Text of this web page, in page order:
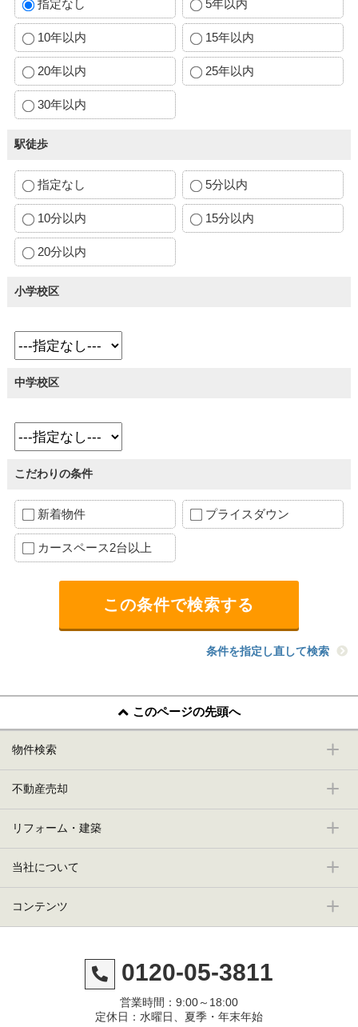
指定なし 5年以内
10年以内 15年以内
20年以内 25年以内
30年以内
駅徒歩
指定なし 5分以内
10分以内 15分以内
20分以内
小学校区
中学校区
こだわりの条件
新着物件 プライスダウン
カースペース2台以上
条件を指定し直して検索
このページの先頭へ
物件検索
不動産売却
リフォーム・建築
当社について
コンテンツ
0120-05-3811
営業時間：9:00～18:00
定休日：水曜日、夏季・年末年始